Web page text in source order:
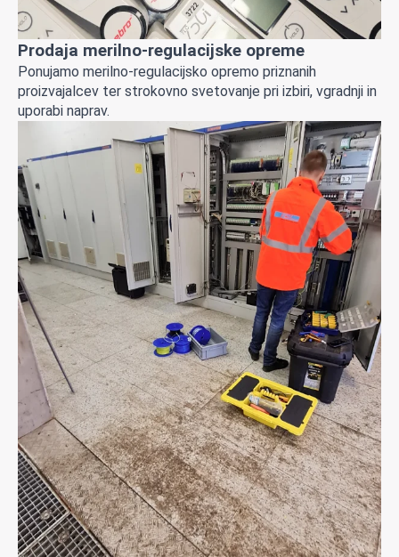
Prodaja merilno-regulacijske opreme
Ponujamo merilno-regulacijsko opremo priznanih
proizvajalcev ter strokovno svetovanje pri izbiri, vgradnji in
uporabi naprav.